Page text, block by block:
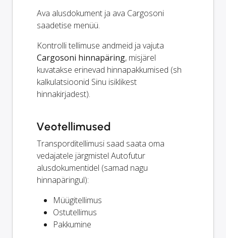
Ava alusdokument ja ava Cargosoni
saadetise menüü.
Kontrolli tellimuse andmeid ja vajuta
Cargosoni hinnapäring, misjärel
kuvatakse erinevad hinnapakkumised (sh
kalkulatsioonid Sinu isiklikest
hinnakirjadest).
Veotellimused
Transporditellimusi saad saata oma
vedajatele järgmistel Autofutur
alusdokumentidel (samad nagu
hinnapäringul):
Müügitellimus
Ostutellimus
Pakkumine